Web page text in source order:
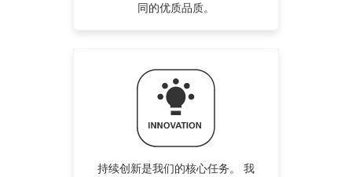
同的优质品质。
持续创新是我们的核心任务。 我